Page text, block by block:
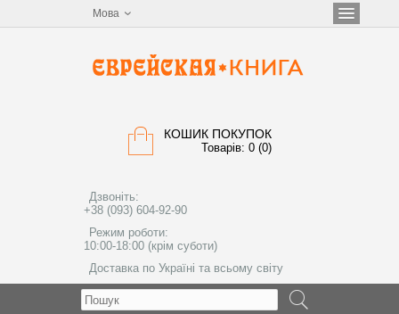
Мова
КОШИК ПОКУПОК
Товарів: 0 (0)
Дзвоніть:
+38 (093) 604-92-90
Режим роботи:
10:00-18:00 (крім суботи)
Доставка по Україні та всьому світу